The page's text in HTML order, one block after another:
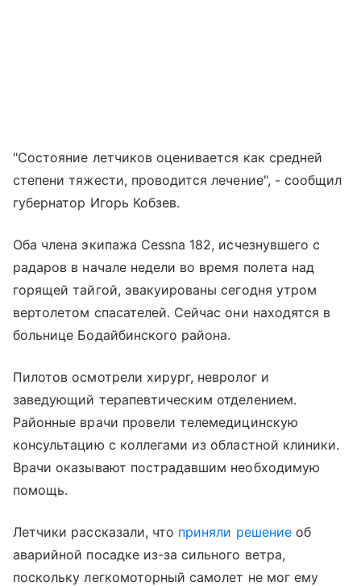
"Состояние летчиков оценивается как средней
степени тяжести, проводится лечение", - сообщил
губернатор Игорь Кобзев.
Оба члена экипажа Cessna 182, исчезнувшего с
радаров в начале недели во время полета над
горящей тайгой, эвакуированы сегодня утром
вертолетом спасателей. Сейчас они находятся в
больнице Бодайбинского района.
Пилотов осмотрели хирург, невролог и
заведующий терапевтическим отделением.
Районные врачи провели телемедицинскую
консультацию с коллегами из областной клиники.
Врачи оказывают пострадавшим необходимую
помощь.
Летчики рассказали, что приняли решениеоб
аварийной посадке из-за сильного ветра,
поскольку легкомоторный самолет не мог ему